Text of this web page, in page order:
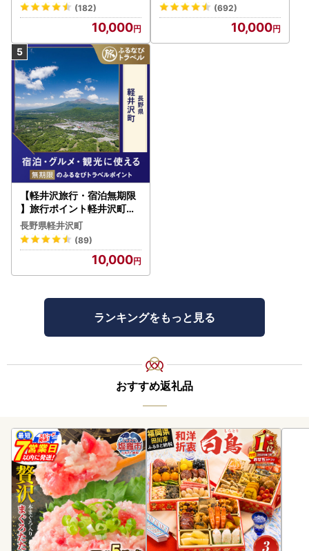
(182)
10,000
(692)
10,000
【軽井沢旅行・宿泊無期限
】旅行ポイント軽井沢町ふ
るなびトラベルポイント
長野県軽井沢町
(89)
10,000
ランキングをもっと見る
おすすめ返礼品